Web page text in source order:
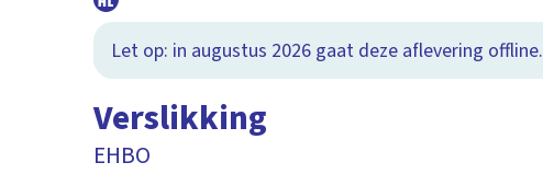
Let op: in augustus 2026 gaat deze aflevering offline.
Verslikking
EHBO